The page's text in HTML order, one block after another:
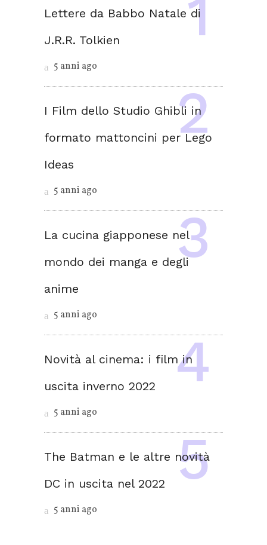
Lettere da Babbo Natale di
J.R.R. Tolkien
5 anni ago
I Film dello Studio Ghibli in
formato mattoncini per Lego
Ideas
5 anni ago
La cucina giapponese nel
mondo dei manga e degli
anime
5 anni ago
Novità al cinema: i film in
uscita inverno 2022
5 anni ago
The Batman e le altre novità
DC in uscita nel 2022
5 anni ago